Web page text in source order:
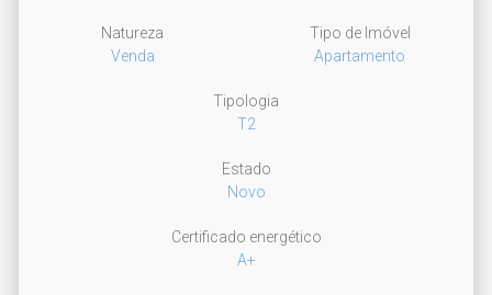
Natureza
Venda
Tipo de Imóvel
Apartamento
Tipologia
T2
Estado
Novo
Certificado energético
A+